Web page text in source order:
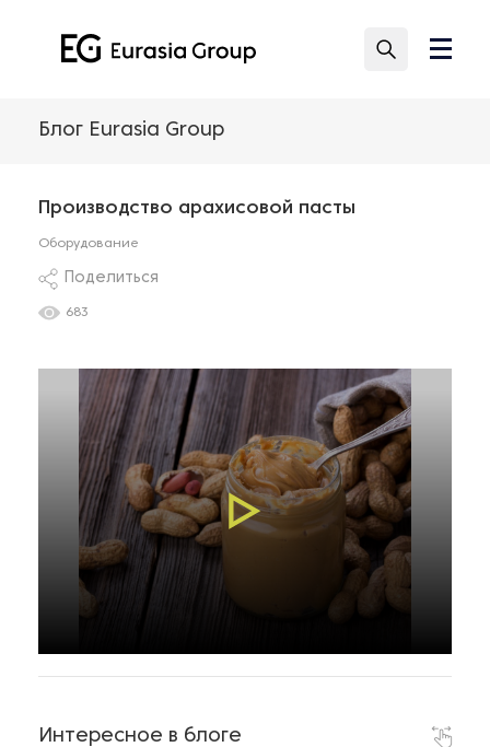
Блог Eurasia Group
Производство арахисовой пасты
Оборудование
Поделиться
683
Интересное в блоге